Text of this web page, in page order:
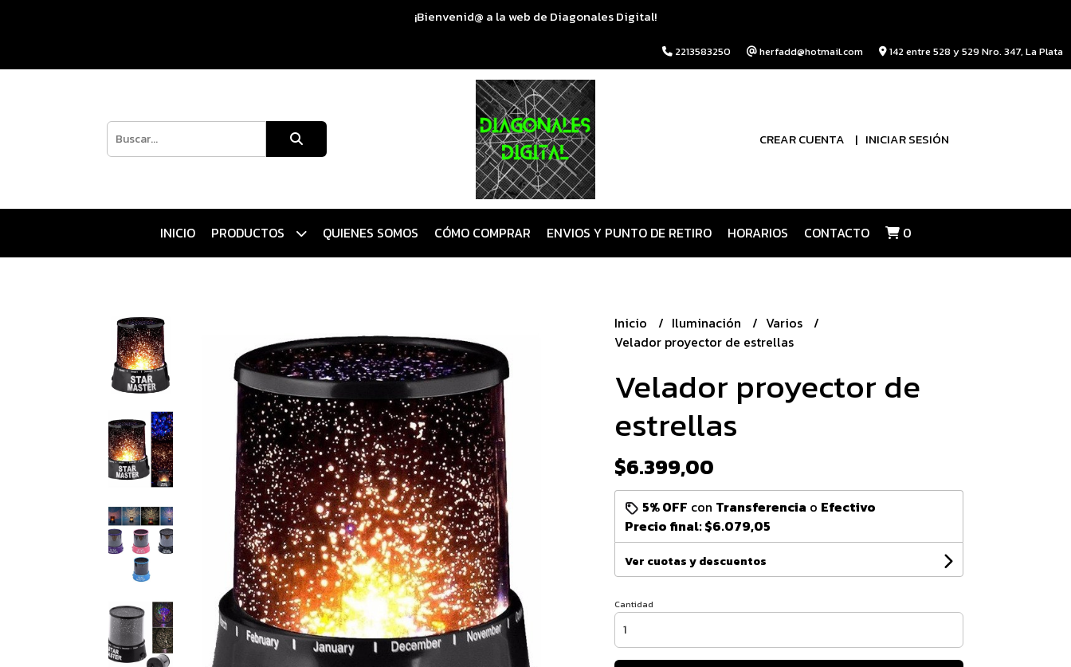
¡Bienvenid@ a la web de Diagonales Digital!
2213583250 herfadd@hotmail.com 142 entre 528 y 529 Nro. 347, La Plata
CREAR CUENTA INICIAR SESIÓN
INICIO PRODUCTOS QUIENES SOMOS CÓMO COMPRAR ENVIOS Y PUNTO DE RETIRO HORARIOS CONTACTO 0
Inicio Iluminación
Varios
Velador proyector de estrellas
Velador proyector de
estrellas
$6.399,00
5% OFF con Transferencia o Efectivo
Precio final:$6.079,05
Ver cuotas y descuentos
Cantidad